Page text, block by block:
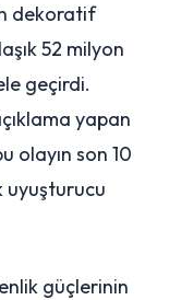
dekoratif
52 milyon
geçirdi.
yapan
olayın son 10
uyuşturucu
güçlerinin